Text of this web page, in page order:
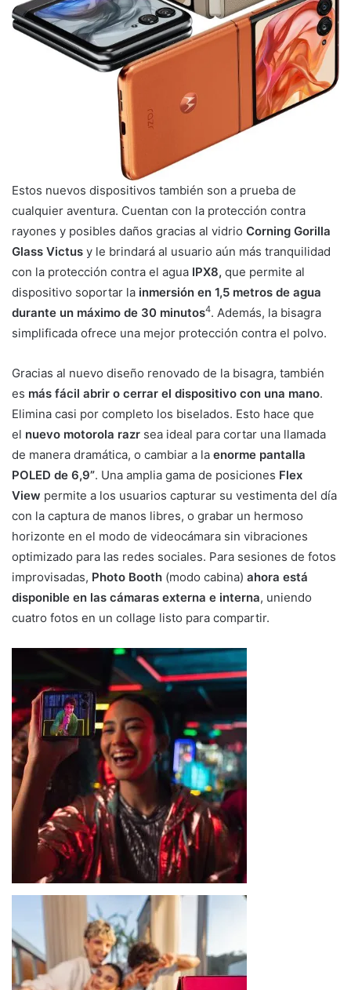
Estos nuevos dispositivos también son a prueba de
cualquier aventura. Cuentan con la protección contra
rayones y posibles daños gracias al vidrio Corning Gorilla
Glass Victus y le brindará al usuario aún más tranquilidad
con la protección contra el agua IPX8, que permite al
dispositivo soportar la inmersión en 1,5 metros de agua
durante un máximo de 30 minutos4. Además, la bisagra
simplificada ofrece una mejor protección contra el polvo.
Gracias al nuevo diseño renovado de la bisagra, también
es más fácil abrir o cerrar el dispositivo con una mano.
Elimina casi por completo los biselados. Esto hace que
el nuevo motorola razr sea ideal para cortar una llamada
de manera dramática, o cambiar a la enorme pantalla
POLED de 6,9”. Una amplia gama de posiciones Flex
View permite a los usuarios capturar su vestimenta del día
con la captura de manos libres, o grabar un hermoso
horizonte en el modo de videocámara sin vibraciones
optimizado para las redes sociales. Para sesiones de fotos
improvisadas, Photo Booth (modo cabina) ahora está
disponible en las cámaras externa e interna, uniendo
cuatro fotos en un collage listo para compartir.